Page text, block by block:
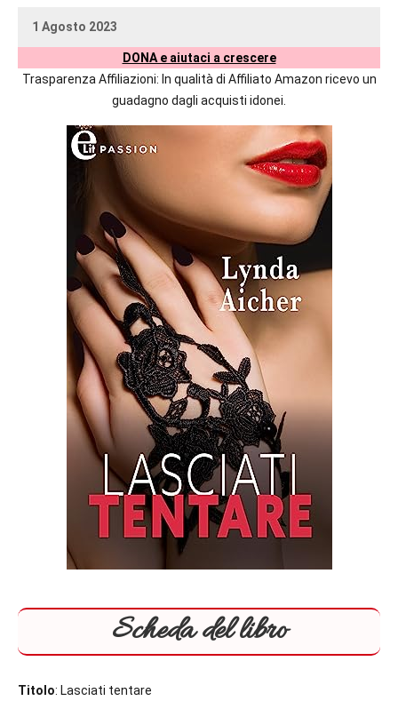
delle
autrici
straniere.
1 Agosto 2023
uctil_user
Nessun
DONA e aiutaci a crescere
Trasparenza Affiliazioni: In qualità di Affiliato Amazon ricevo un
guadagno dagli acquisti idonei.
Scheda del libro
Titolo: Lasciati tentare